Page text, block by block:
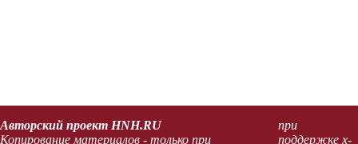
Авторский проект HNH.RU
Копирование материалов - только при
при
поддержке x-